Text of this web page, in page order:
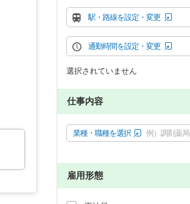
駅・路線を設定・変更
通勤時間を設定・変更
選択されていません
仕事内容
業種・職種を選択 例）調剤薬局
雇用形態